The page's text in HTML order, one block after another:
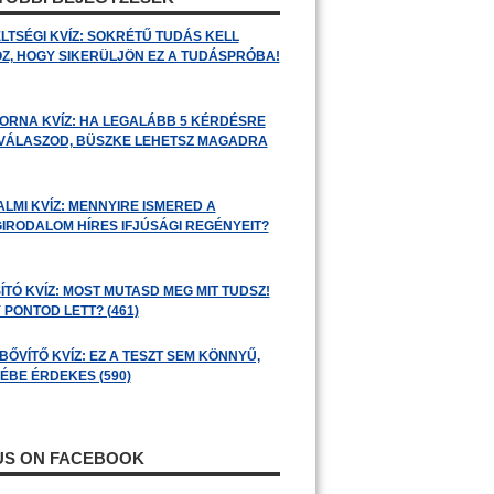
KVÍZ: SOKRÉTŰ TUDÁS KELL
HOGY SIKERÜLJÖN EZ A TUDÁSPRÓBA!
KVÍZ: HA LEGALÁBB 5 KÉRDÉSRE
BÜSZKE LEHETSZ MAGADRA
KVÍZ: MENNYIRE ISMERED A
HÍRES IFJÚSÁGI REGÉNYEIT?
KVÍZ: MOST MUTASD MEG MIT TUDSZ!
PONTOD LETT? (461)
KVÍZ: EZ A TESZT SEM KÖNNYŰ,
ÉRDEKES (590)
ON FACEBOOK